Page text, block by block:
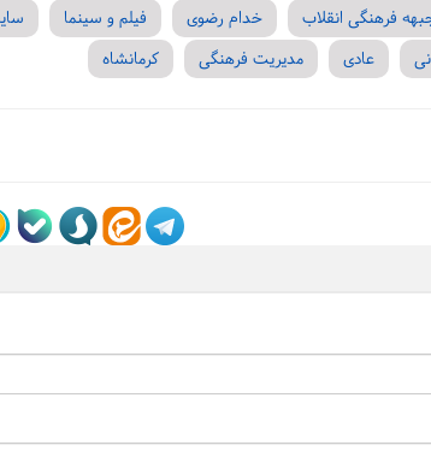
فرهنگی انقلاب خدام رضوی فیلم و سینما
عادی مدیریت فرهنگی کرمانشاه